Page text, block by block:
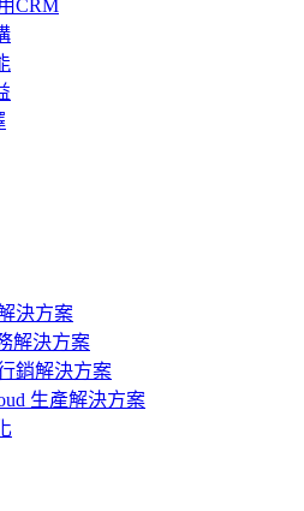
CRM
決方案
解決方案
銷解決方案
生產解決方案